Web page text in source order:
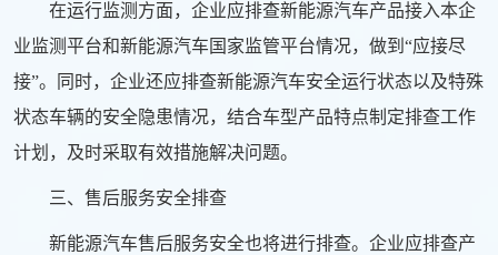
在运行监测方面，企业应排查新能源汽车产品接入本企
业监测平台和新能源汽车国家监管平台情况，做到“应接尽
接”。同时，企业还应排查新能源汽车安全运行状态以及特殊
状态车辆的安全隐患情况，结合车型产品特点制定排查工作
计划，及时采取有效措施解决问题。
三、售后服务安全排查
新能源汽车售后服务安全也将进行排查。企业应排查产